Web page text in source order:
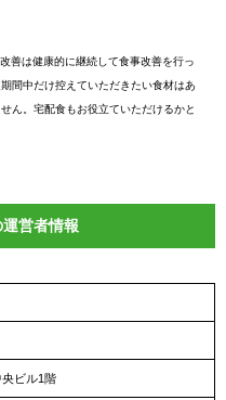
善は健康的に継続して食事改善を行っ
間中だけ控えていただきたい食材はあ
ん。宅配食もお役立ていただけるかと
営者情報
ビル1階